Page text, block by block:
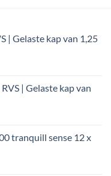
| Gelaste kap van 1,25
| Gelaste kap van
tranquill sense 12 x